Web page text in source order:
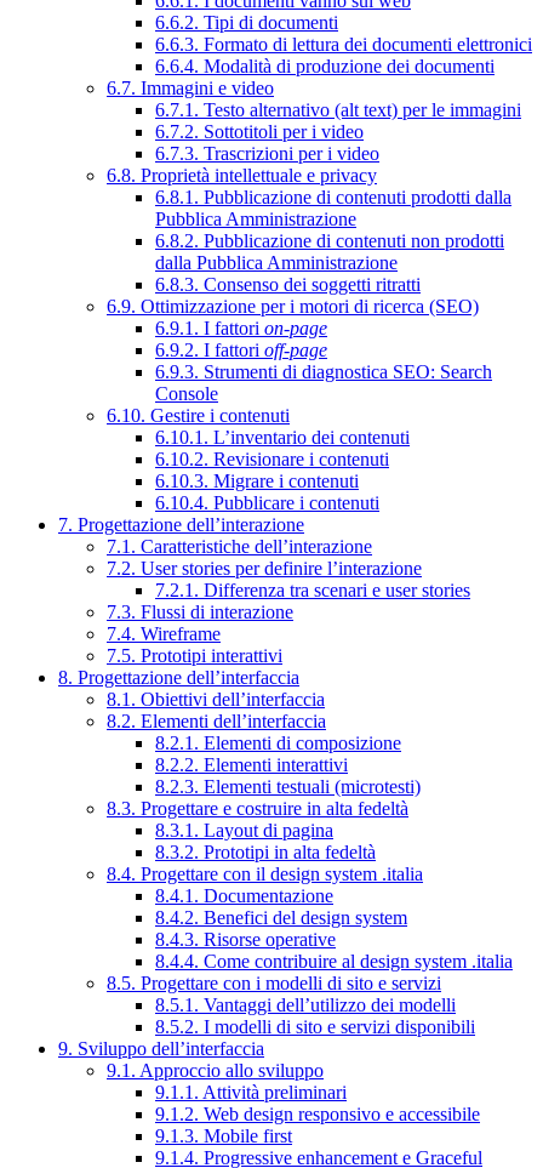
6.6.2. Tipi di documenti
6.6.3. Formato di lettura dei documenti elettronici
6.6.4. Modalità di produzione dei documenti
6.7. Immagini e video
6.7.1. Testo alternativo (alt text) per le immagini
6.7.2. Sottotitoli per i video
6.7.3. Trascrizioni per i video
6.8. Proprietà intellettuale e privacy
6.8.1. Pubblicazione di contenuti prodotti dalla
Pubblica Amministrazione
6.8.2. Pubblicazione di contenuti non prodotti
dalla Pubblica Amministrazione
6.8.3. Consenso dei soggetti ritratti
6.9. Ottimizzazione per i motori di ricerca (SEO)
6.9.1. I fattori on-page
6.9.2. I fattori off-page
6.9.3. Strumenti di diagnostica SEO: Search
Console
6.10. Gestire i contenuti
6.10.1. L’inventario dei contenuti
6.10.2. Revisionare i contenuti
6.10.3. Migrare i contenuti
6.10.4. Pubblicare i contenuti
7. Progettazione dell’interazione
7.1. Caratteristiche dell’interazione
7.2. User stories per definire l’interazione
7.2.1. Differenza tra scenari e user stories
7.3. Flussi di interazione
7.4. Wireframe
7.5. Prototipi interattivi
8. Progettazione dell’interfaccia
8.1. Obiettivi dell’interfaccia
8.2. Elementi dell’interfaccia
8.2.1. Elementi di composizione
8.2.2. Elementi interattivi
8.2.3. Elementi testuali (microtesti)
8.3. Progettare e costruire in alta fedeltà
8.3.1. Layout di pagina
8.3.2. Prototipi in alta fedeltà
8.4. Progettare con il design system .italia
8.4.1. Documentazione
8.4.2. Benefici del design system
8.4.3. Risorse operative
8.4.4. Come contribuire al design system .italia
8.5. Progettare con i modelli di sito e servizi
8.5.1. Vantaggi dell’utilizzo dei modelli
8.5.2. I modelli di sito e servizi disponibili
9. Sviluppo dell’interfaccia
9.1. Approccio allo sviluppo
9.1.1. Attività preliminari
9.1.2. Web design responsivo e accessibile
9.1.3. Mobile first
9.1.4. Progressive enhancement e Graceful